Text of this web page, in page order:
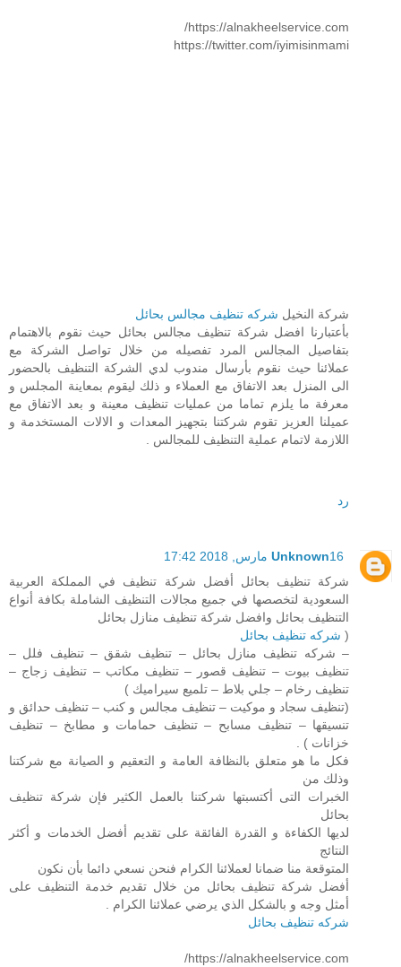
https://alnakheelservice.com/
https://twitter.com/iyimisinmami
شركة النخيل شركه تنظيف مجالس بحائل
بأعتبارنا افضل شركة تنظيف مجالس بحائل حيث نقوم بالاهتمام
بتفاصيل المجالس المرد تفصيله من خلال تواصل الشركة مع
عملائنا حيث نقوم بأرسال مندوب لدي الشركة التنظيف بالحضور
الى المنزل بعد الاتفاق مع العملاء و ذلك ليقوم بمعاينة المجلس و
معرفة ما يلزم تماما من عمليات تنظيف معينة و بعد الاتفاق مع
عميلنا العزيز تقوم شركتنا بتجهيز المعدات و الالات المستخدمة و
اللازمة لاتمام عملية التنظيف للمجالس .
رد
Unknown16 مارس, 2018 17:42
شركة تنظيف بحائل أفضل شركة تنظيف في المملكة العربية
السعودية لتخصصها في جميع مجالات التنظيف الشاملة بكافة أنواع
التنظيف بحائل وافضل شركة تنظيف منازل بحائل
( شركه تنظيف بحائل
– شركه تنظيف منازل بحائل – تنظيف شقق – تنظيف فلل –
تنظيف بيوت – تنظيف قصور – تنظيف مكاتب – تنظيف زجاج –
تنظيف رخام – جلي بلاط – تلميع سيراميك )
(تنظيف سجاد و موكيت – تنظيف مجالس و كنب – تنظيف حدائق و
تنسيقها – تنظيف مسابح – تنظيف حمامات و مطابخ – تنظيف
خزانات ) .
فكل ما هو متعلق بالنظافة العامة و التعقيم و الصيانة مع شركتنا
وذلك من
الخبرات التى أكتسبتها شركتنا بالعمل الكثير فإن شركة تنظيف
بحائل
لديها الكفاءة و القدرة الفائقة على تقديم أفضل الخدمات و أكثر
النتائج
المتوقعة منا ضمانا لعملائنا الكرام فنحن نسعي دائما بأن نكون
أفضل شركة تنظيف بحائل من خلال تقديم خدمة التنظيف على
أمثل وجه و بالشكل الذي يرضي عملائنا الكرام .
شركه تنظيف بحائل
https://alnakheelservice.com/